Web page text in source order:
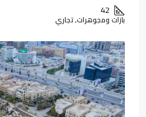
42
بازات ومجوهرات, تجاري